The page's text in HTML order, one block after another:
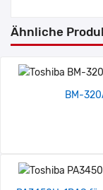
Ähnliche
BM-